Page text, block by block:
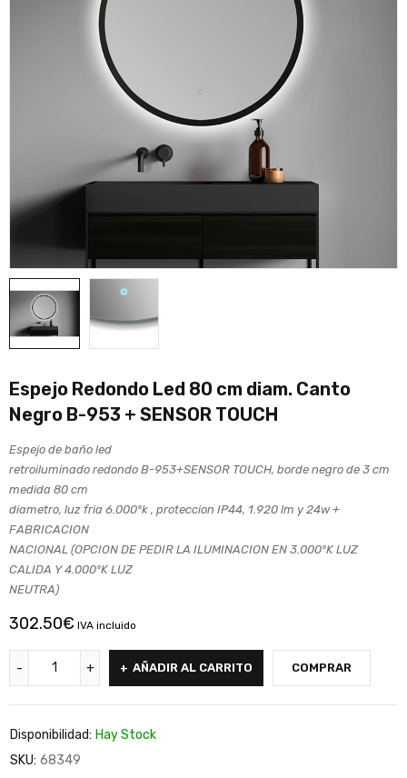
Espejo Redondo Led 80 cm diam. Canto
Negro B-953 + SENSOR TOUCH
Espejo de baño led
retroiluminado redondo B-953+SENSOR TOUCH, borde negro de 3 cm
medida 80 cm
diametro, luz fria 6.000ºk , proteccion IP44, 1.920 lm y 24w +
FABRICACION
NACIONAL (OPCION DE PEDIR LA ILUMINACION EN 3.000ºK LUZ
CALIDA Y 4.000ºK LUZ
NEUTRA)
302.50€ IVA incluido
AÑADIR AL CARRITO COMPRAR
Disponibilidad: Hay Stock
SKU: 68349